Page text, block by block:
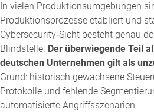
In vielen Produktionsumgebungen
Produktionsprozesse etabliert und
Cybersecurity‑Sicht besteht genau
Blindstelle. Der überwiegende Teil
deutschen Unternehmen gilt als
Grund: historisch gewachsene
Protokolle und fehlende
automatisierte Angriffsszenarien.